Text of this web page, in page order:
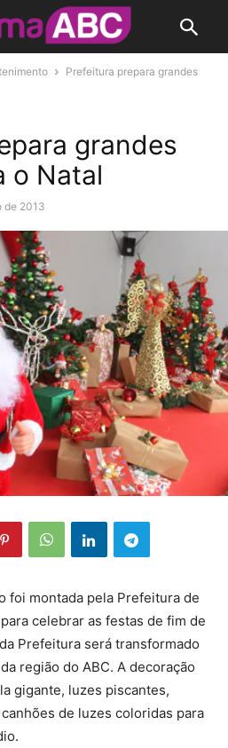
Prefeitura prepara grandes
grandes
o Natal
de 2013
foi montada pela Prefeitura de
celebrar as festas de fim de
Prefeitura será transformado
região do ABC. A decoração
gigante, luzes piscantes,
de luzes coloridas para